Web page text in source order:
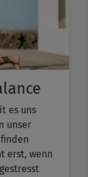
es uns
unser
erst, wenn